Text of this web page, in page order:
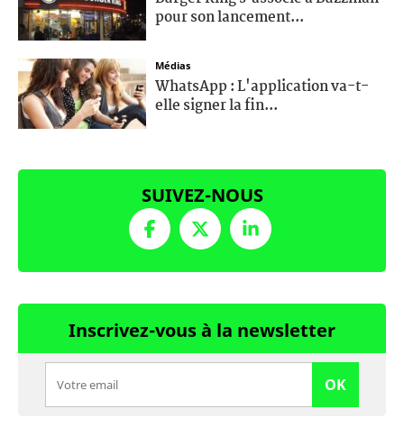
pour son lancement...
Médias
WhatsApp : L'application va-t-
elle signer la fin...
SUIVEZ-NOUS
Inscrivez-vous à la newsletter
OK